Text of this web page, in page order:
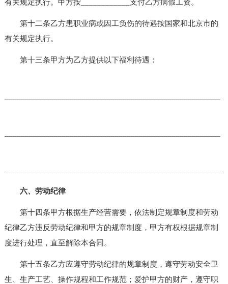
有关规定执行。甲方按____________支付乙方病假工资。
第十二条乙方患职业病或因工负伤的待遇按国家和北京市的
有关规定执行。
第十三条甲方为乙方提供以下福利待遇：
六、劳动纪律
第十四条甲方根据生产经营需要，依法制定规章制度和劳动
纪律乙方违反劳动纪律和甲方的规章制度，甲方有权根据规章制
度进行处理，直至解除本合同。
第十五条乙方应遵守劳动纪律的规章制度，遵守劳动安全卫
生、生产工艺、操作规程和工作规范；爱护甲方的财产，遵守职